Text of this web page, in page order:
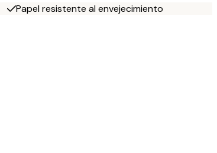
Papel resistente al envejecimiento